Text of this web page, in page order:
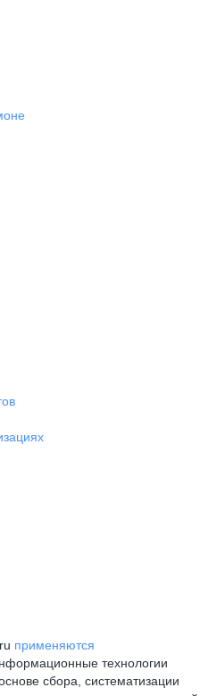
применяются
технологии
сбора, систематизации